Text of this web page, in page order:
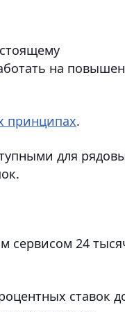
на
принципах.
для
сервисом 24
ставок